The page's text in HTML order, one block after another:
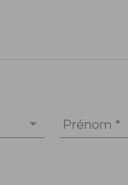
Prénom *